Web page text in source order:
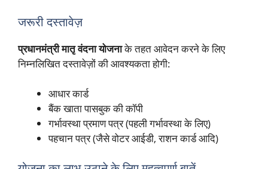
जरूरी दस्तावेज़
प्रधानमंत्री मातृ वंदना योजनाके तहत आवेदन करने के लिए
निम्नलिखित दस्तावेज़ों की आवश्यकता होगी:
आधार कार्ड
बैंक खाता पासबुक की कॉपी
गर्भावस्था प्रमाण पत्र (पहली गर्भावस्था के लिए)
पहचान पत्र (जैसे वोटर आईडी, राशन कार्ड आदि)